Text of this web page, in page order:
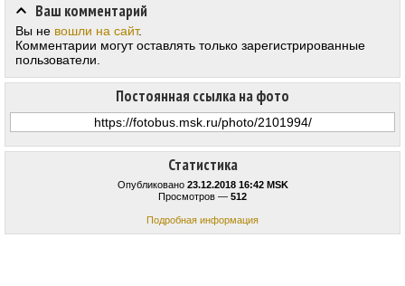
Статистика
Опубликовано 23.12.2018 16:42 MSK
Просмотров — 512
Подробная информация
Постоянная ссылка на фото
Ваш комментарий
Вы не вошли на сайт.
Комментарии могут оставлять только зарегистрированные
пользователи.